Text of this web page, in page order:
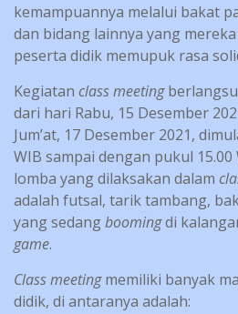
kemampuannya melalui bakat
dan bidang lainnya yang
peserta didik memupuk rasa
Kegiatan class meeting
dari hari Rabu, 15 Desember
Jum’at, 17 Desember 2021,
WIB sampai dengan pukul 15.00
lomba yang dilaksakan dalam
adalah futsal, tarik tambang,
yang sedangboomingdi
game.
Class meetingmemiliki banyak
didik, di antaranya adalah: